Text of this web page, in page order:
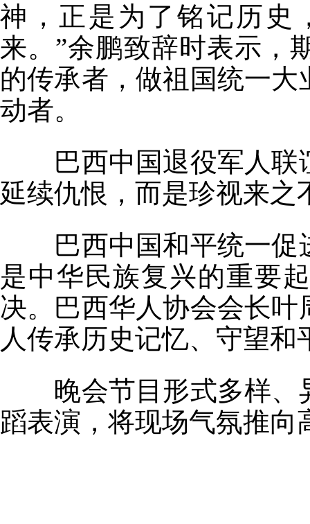
神，正是为了铭记历史
来。”余鹏致辞时表示，
的传承者，做祖国统一
动者。
巴西中国退役军人
延续仇恨，而是珍视来之
巴西中国和平统一
是中华民族复兴的重要
决。巴西华人协会会长
人传承历史记忆、守望
晚会节目形式多样
蹈表演，将现场气氛推向